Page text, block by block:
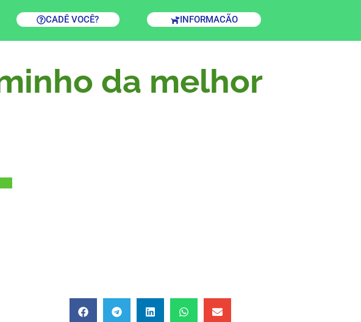
CADÊ VOCÊ? INFORMACÃO
da melhor